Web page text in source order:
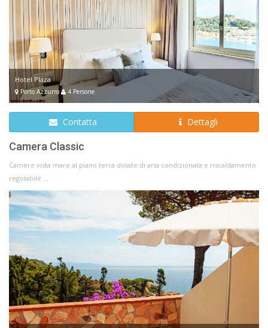
Hotel Plaza
Porto Azzurro 4 Persone
Contatta Dettagli
Camera Classic
Camere vista mare al piano terra dotate di aria condizionata e riscaldamento
regolabile ...